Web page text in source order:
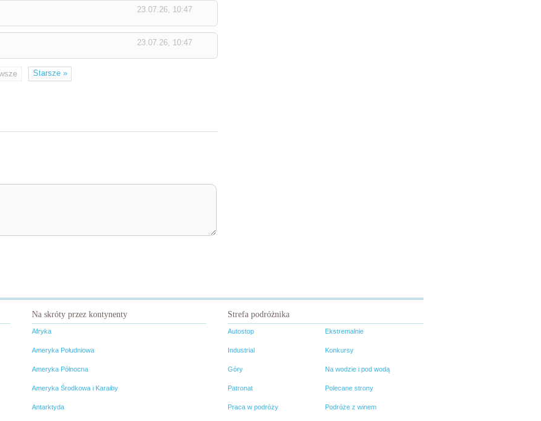
23.07.26, 10:47
23.07.26, 10:47
Starsze»
Na skróty przez kontynenty
Afryka
Ameryka Południowa
Ameryka Północna
Ameryka Środkowa i Karaiby
Antarktyda
Strefa podróżnika
Autostop Ekstremalnie
Industrial Konkursy
Góry Na wodzie i pod wodą
Patronat Polecane strony
Praca w podróży Podróże z winem